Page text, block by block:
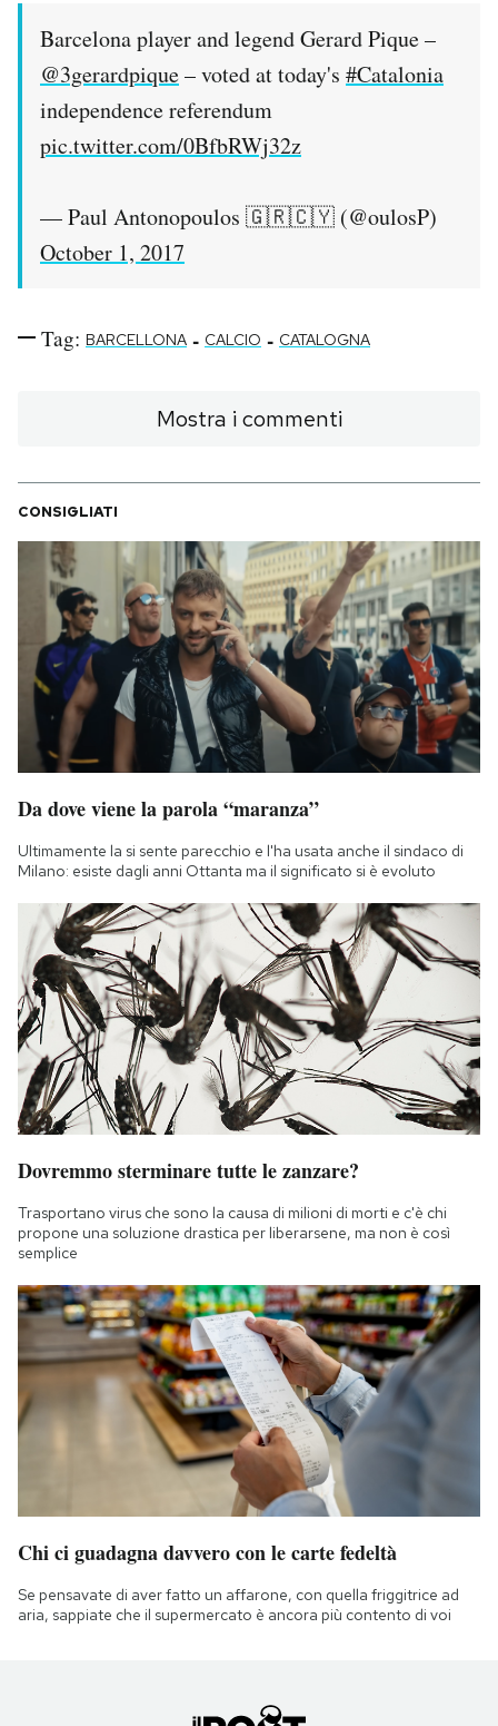
Barcelona player and legend Gerard Pique –
@3gerardpique– voted at today's #Catalonia
independence referendum
pic.twitter.com/0BfbRWj32z
— Paul Antonopoulos 🇬🇷🇨🇾 (@oulosP)
October 1, 2017
Tag: BARCELLONA - CALCIO - CATALOGNA
Mostra i commenti
CONSIGLIATI
Da dove viene la parola “maranza”
Ultimamente la si sente parecchio e l'ha usata anche il sindaco di
Milano: esiste dagli anni Ottanta ma il significato si è evoluto
Dovremmo sterminare tutte le zanzare?
Trasportano virus che sono la causa di milioni di morti e c'è chi
propone una soluzione drastica per liberarsene, ma non è così
semplice
Chi ci guadagna davvero con le carte fedeltà
Se pensavate di aver fatto un affarone, con quella friggitrice ad
aria, sappiate che il supermercato è ancora più contento di voi